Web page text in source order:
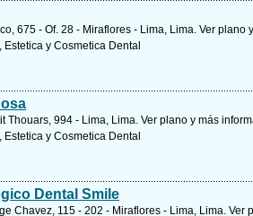
675 - Of. 28 - Miraflores - Lima, Lima. Ver plano y
Estetica y Cosmetica Dental
Thouars, 994 - Lima, Lima. Ver plano y más
Estetica y Cosmetica Dental
Dental Smile
Chavez, 115 - 202 - Miraflores - Lima, Lima. Ver